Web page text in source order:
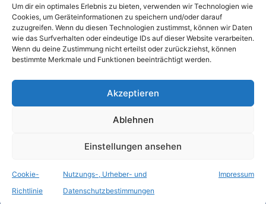
Um dir ein optimales Erlebnis zu bieten, verwenden wir Technologien wie
Cookies, um Geräteinformationen zu speichern und/oder darauf
zuzugreifen. Wenn du diesen Technologien zustimmst, können wir Daten
wie das Surfverhalten oder eindeutige IDs auf dieser Website verarbeiten.
Wenn du deine Zustimmung nicht erteilst oder zurückziehst, können
bestimmte Merkmale und Funktionen beeinträchtigt werden.
Akzeptieren
Ablehnen
Einstellungen ansehen
Cookie-
Richtlinie
Nutzungs-, Urheber- und
Datenschutzbestimmungen
Impressum
h
i
v
Unterstützt von:
© Raumfahrer Net e.V. 2026